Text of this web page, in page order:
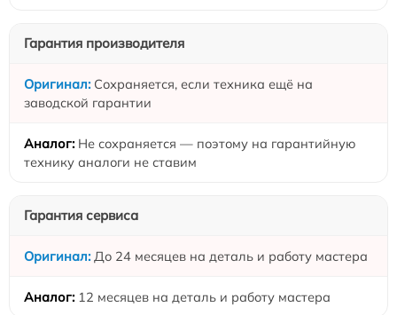
Гарантия производителя
Сохраняется, если техника ещё на
заводской гарантии
Не сохраняется — поэтому на гарантийную
технику аналоги не ставим
Гарантия сервиса
До 24 месяцев на деталь и работу мастера
12 месяцев на деталь и работу мастера